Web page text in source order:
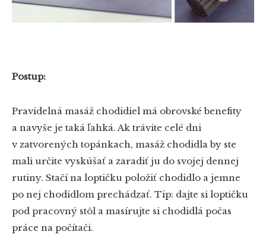
Postup:
Pravidelná masáž chodidiel má obrovské benefity
a navyše je taká ľahká. Ak trávite celé dni
v zatvorených topánkach, masáž chodidla by ste
mali určite vyskúšať a zaradiť ju do svojej dennej
rutiny. Stačí na loptičku položiť chodidlo a jemne
po nej chodidlom prechádzať. Tip: dajte si loptičku
pod pracovný stôl a masírujte si chodidlá počas
práce na počítači.